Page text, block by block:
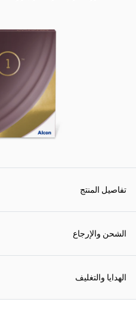
تفاصيل المنتج
الشحن والإرجاع
الهدايا والتغليف